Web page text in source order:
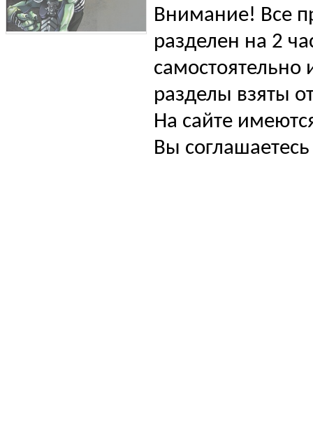
Внимание! Все
разделен на 2
самостоятельно
разделы взяты
На сайте
Вы